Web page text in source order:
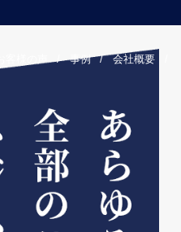
お客様の声 / 事例 / 会社概要